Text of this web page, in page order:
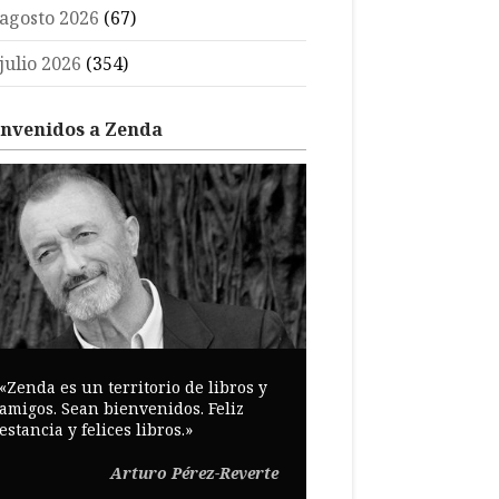
2026 (67)
2026 (354)
a Zenda
es un territorio de libros y
Sean bienvenidos. Feliz
y felices libros.»
Arturo Pérez-Reverte